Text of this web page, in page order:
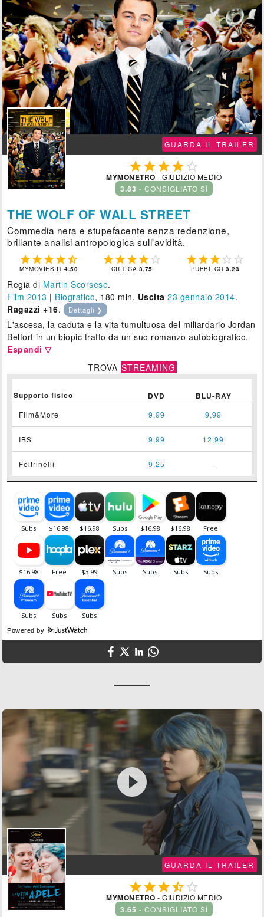

GUARDA IL TRAILER
 
MYMONETRO - GIUDIZIO MEDIO
3.83 - CONSIGLIATO SÌ
THE WOLF OF WALL STREET
Commedia nera e stupefacente senza redenzione,
brillante analisi antropologica sull'avidità.
    
MYMOVIES.IT4.50
    
CRITICA 3.75
    
PUBBLICO3.23
Regia di Martin Scorsese.
Film 2013 | Biografico, 180 min. Uscita 23 gennaio 2014.
Ragazzi +16. Dettagli ❯
L'ascesa, la caduta e la vita tumultuosa del miliardario Jordan
Belfort in un biopic tratto da un suo romanzo autobiografico.
Espandi ▽
TROVA STREAMING
Supporto fisico DVD BLU-RAY
Film&More 9,99 9,99
IBS 9,99 12,99
Feltrinelli 9,25 -
Powered by

GUARDA IL TRAILER
 
MYMONETRO - GIUDIZIO MEDIO
3.65 - CONSIGLIATO SÌ